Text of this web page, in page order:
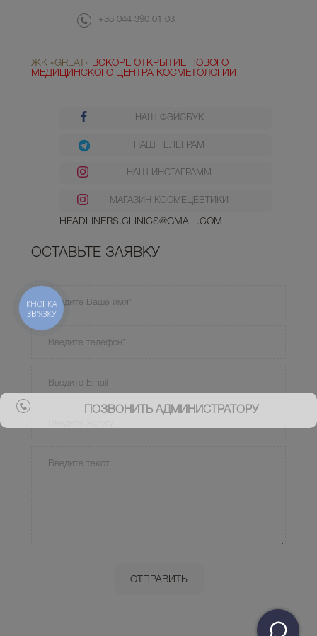
ПОЗВОНИТЬ АДМИНИСТРАТОРУ
+38 044 390 01 03
ЖК «GREAT» ВСКОРЕ ОТКРЫТИЕ НОВОГО
МЕДИЦИНСКОГО ЦЕНТРА КОСМЕТОЛОГИИ
НАШ ФЭЙСБУК
НАШ ТЕЛЕГРАМ
НАШ ИНСТАГРАММ
МАГАЗИН КОСМЕЦЕВТИКИ
HEADLINERS.CLINICS@GMAIL.COM
ОСТАВЬТЕ ЗАЯВКУ
КНОПКА
ЗВ'ЯЗКУ